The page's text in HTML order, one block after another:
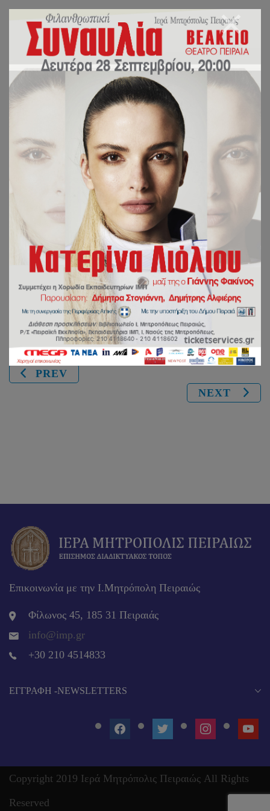
Φ.Ε.Δ.
Η Φοιτητική Εκκλησιαστική Δράση είναι μια προσπάθεια σύναξης νέων ανθρώπων που
αναζητούν και διαλέγονται γύρω από τη ζωή, τον κόσμο, την αλήθεια.
Η Εκκλησία είναι η δυνατότητα και ο σκοπός όλης αυτής της αγωνίας. Η Φοιτητική
Εκκλησιαστική Δράση ιδρύθηκε από το 1980.
Επικοινωνία e-mail: fed@imp.gr
Share:
PREV
NEXT
Επικοινωνία με την Ι.Μητρόπολη Πειραιώς
Φίλωνος 45, 185 31 Πειραιάς
info@imp.gr
+30 210 4514833
EΓΓΡΑΦΉ -NEWSLETTERS
FACEBOOKTWITTER INSTAGRAM
Copyright 2019 Ιερά Μητρόπολις Πειραιώς All Rights
Reserved